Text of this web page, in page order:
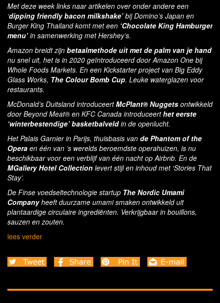
Met deze week links naar artikelen over onder andere een
‘dipping friendly bacon milkshake’bij Domino’s Japan en
Burger King Thailand komt met een ‘Chocolate King Hamburger
menu’in samenwerking met Hershey’s.
Amazon breidt zijn betaalmethode uit met de palm van je hand
nu snel uit, het is in 2020 geïntroduceerd door Amazon One bij
Whole Foods Markets. En een Kickstarter project van Big Eddy
Glass Works, The Colour Bomb Cup. Leuke waterglazen voor
restaurants.
McDonald’s Duitsland introduceertMcPlant® Nuggets ontwikkeld
door Beyond Meat® en KFC Canada introduceerthet eerste
‘winterbestendige’ basketbalveldin de openlucht.
Het Palais Garnier in Parijs, thuisbasis van de Phantom of the
Opera en één van ’s werelds beroemdste operahuizen, is nu
beschikbaar voor een verblijf van één nacht op Airbnb. En de
MGallery Hotel Collection levert stijl en inhoud met ‘Stories That
Stay’.
De Finse voedseltechnologie startup The Nordic Umami
Companyheeft duurzame umami smaken ontwikkeld uit
plantaardige circulaire ingrediënten. Verkrijgbaar in bouillons,
sauzen en zouten.
lees verder